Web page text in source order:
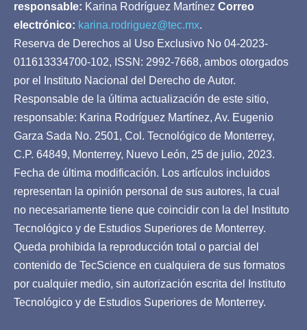
responsable: Karina Rodríguez Martínez Correo
electrónico: karina.rodriguez@tec.mx.
Reserva de Derechos al Uso Exclusivo No 04-2023-
011613334700-102, ISSN: 2992-7668, ambos otorgados
por el Instituto Nacional del Derecho de Autor.
Responsable de la última actualización de este sitio,
responsable: Karina Rodríguez Martínez, Av. Eugenio
Garza Sada No. 2501, Col. Tecnológico de Monterrey,
C.P. 64849, Monterrey, Nuevo León, 25 de julio, 2023.
Fecha de última modificación. Los artículos incluidos
representan la opinión personal de sus autores, la cual
no necesariamente tiene que coincidir con la del Instituto
Tecnológico y de Estudios Superiores de Monterrey.
Queda prohibida la reproducción total o parcial del
contenido de TecScience en cualquiera de sus formatos
por cualquier medio, sin autorización escrita del Instituto
Tecnológico y de Estudios Superiores de Monterrey.